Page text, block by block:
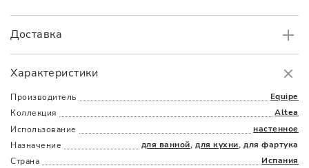
Характеристики
Производитель
Equipe
Коллекция
Altea
Использование
настенное
Назначение
для ванной,для кухни, для фартука
Страна
Испания
Доставка
Доставка